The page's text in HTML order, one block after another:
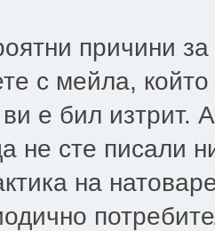
причини
с мейла,
е бил изтрит.
не сте писали
на